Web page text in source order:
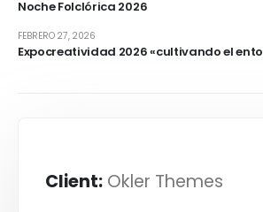
Noche Folclórica 2026
Expocreatividad 2026 «cultivando el
FEBRERO 27, 2026
Client:Okler Themes